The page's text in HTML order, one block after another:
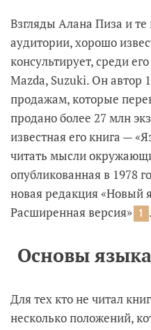
Взгляды Алана Пиза и
аудитории, хорошо
консультирует, среди
Mazda, Suzuki. Он автор
продажам, которые
продано более 27 млн
известная его книга —
читать мысли
опубликованная в 1978
новая редакция «Новый
Расширенная версия» 1 .
Основы
Для тех кто не читал
несколько положений,